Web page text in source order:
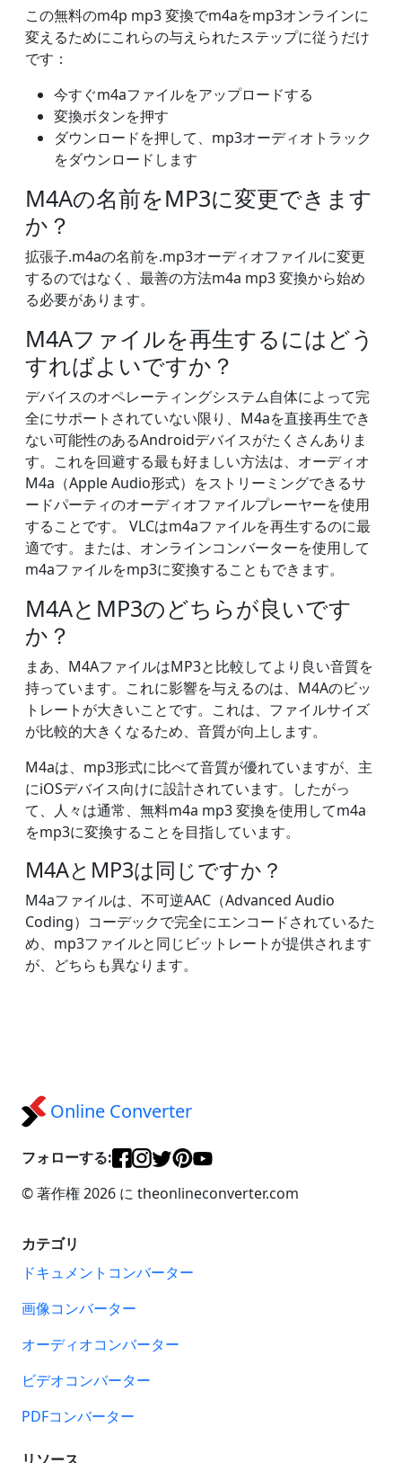
この無料のm4p mp3 変換でm4aをmp3オンラインに
変えるためにこれらの与えられたステップに従うだけ
です：
今すぐm4aファイルをアップロードする
変換ボタンを押す
ダウンロードを押して、mp3オーディオトラック
をダウンロードします
M4Aの名前をMP3に変更できます
か？
拡張子.m4aの名前を.mp3オーディオファイルに変更
するのではなく、最善の方法m4a mp3 変換から始め
る必要があります。
M4Aファイルを再生するにはどう
すればよいですか？
デバイスのオペレーティングシステム自体によって完
全にサポートされていない限り、M4aを直接再生でき
ない可能性のあるAndroidデバイスがたくさんありま
す。これを回避する最も好ましい方法は、オーディオ
M4a（Apple Audio形式）をストリーミングできるサ
ードパーティのオーディオファイルプレーヤーを使用
することです。 VLCはm4aファイルを再生するのに最
適です。または、オンラインコンバーターを使用して
m4aファイルをmp3に変換することもできます。
M4AとMP3のどちらが良いです
か？
まあ、M4AファイルはMP3と比較してより良い音質を
持っています。これに影響を与えるのは、M4Aのビッ
トレートが大きいことです。これは、ファイルサイズ
が比較的大きくなるため、音質が向上します。
M4aは、mp3形式に比べて音質が優れていますが、主
にiOSデバイス向けに設計されています。したがっ
て、人々は通常、無料m4a mp3 変換を使用してm4a
をmp3に変換することを目指しています。
M4AとMP3は同じですか？
M4aファイルは、不可逆AAC（Advanced Audio
Coding）コーデックで完全にエンコードされているた
め、mp3ファイルと同じビットレートが提供されます
が、どちらも異なります。
Online Converter
フォローする:
© 著作権 2026 に theonlineconverter.com
カテゴリ
ドキュメントコンバーター
画像コンバーター
オーディオコンバーター
ビデオコンバーター
PDFコンバーター